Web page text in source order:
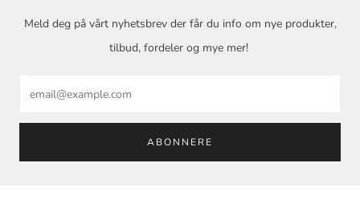
Meld deg på vårt nyhetsbrev der får du info om nye produkter,
tilbud, fordeler og mye mer!
ABONNERE